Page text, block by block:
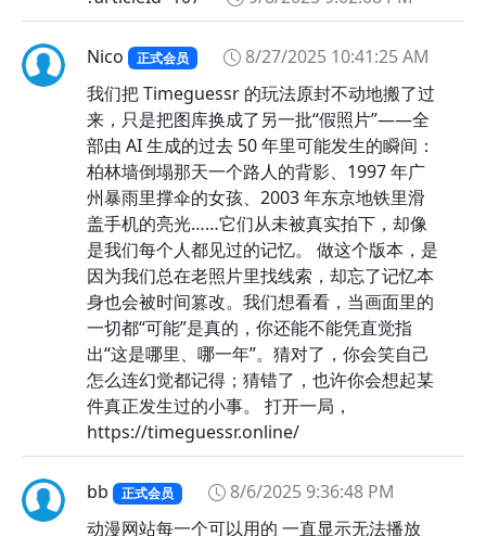
Nico 正式会员
8/27/2025 10:41:25 AM
我们把 Timeguessr 的玩法原封不动地搬了过
来，只是把图库换成了另一批“假照片”——全
部由 AI 生成的过去 50 年里可能发生的瞬间：
柏林墙倒塌那天一个路人的背影、1997 年广
州暴雨里撑伞的女孩、2003 年东京地铁里滑
盖手机的亮光……它们从未被真实拍下，却像
是我们每个人都见过的记忆。 做这个版本，是
因为我们总在老照片里找线索，却忘了记忆本
身也会被时间篡改。我们想看看，当画面里的
一切都“可能”是真的，你还能不能凭直觉指
出“这是哪里、哪一年”。猜对了，你会笑自己
怎么连幻觉都记得；猜错了，也许你会想起某
件真正发生过的小事。 打开一局，
https://timeguessr.online/
bb 正式会员
8/6/2025 9:36:48 PM
动漫网站每一个可以用的 一直显示无法播放